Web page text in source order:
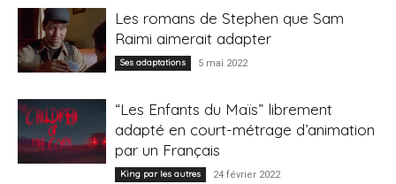
Les romans de Stephen que Sam
Raimi aimerait adapter
Ses adaptations 5 mai 2022
“Les Enfants du Maïs” librement
adapté en court-métrage d’animation
par un Français
King par les autres 24 février 2022